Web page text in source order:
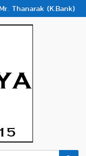
Thanarak (K.Bank)